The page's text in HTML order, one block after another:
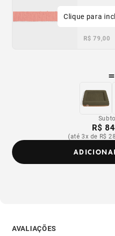
PP P
R$ 79,00
Clique para
=
R$
(até 3x de R$
AVALIAÇÕES